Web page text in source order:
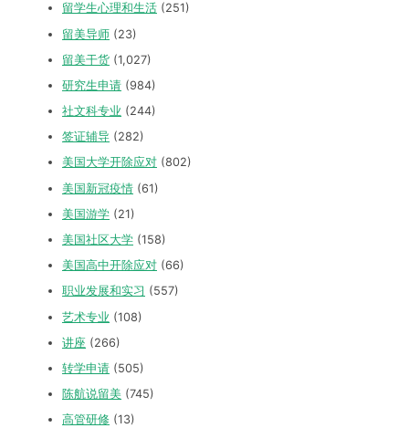
留学生心理和生活 (251)
留美导师 (23)
留美干货 (1,027)
研究生申请 (984)
社文科专业 (244)
签证辅导 (282)
美国大学开除应对 (802)
美国新冠疫情 (61)
美国游学 (21)
美国社区大学 (158)
美国高中开除应对 (66)
职业发展和实习 (557)
艺术专业 (108)
讲座 (266)
转学申请 (505)
陈航说留美 (745)
高管研修 (13)